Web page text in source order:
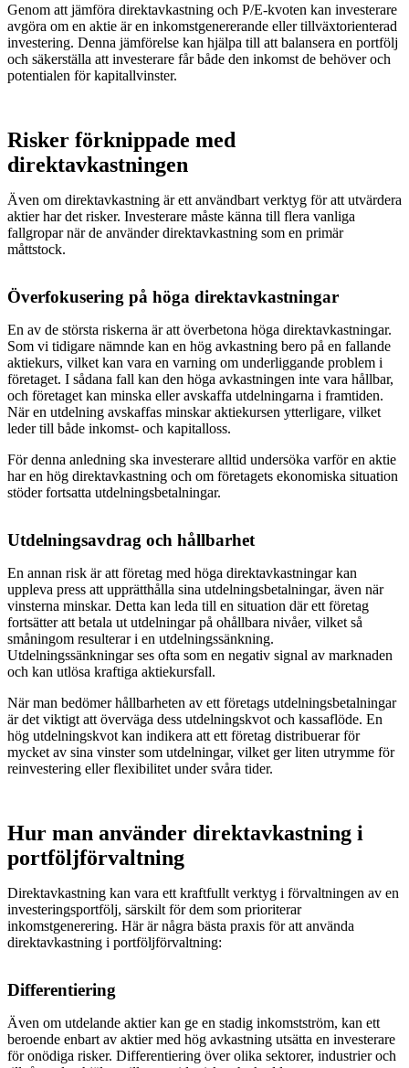
Genom att jämföra direktavkastning och P/E-kvoten kan investerare
avgöra om en aktie är en inkomstgenererande eller tillväxtorienterad
investering. Denna jämförelse kan hjälpa till att balansera en portfölj
och säkerställa att investerare får både den inkomst de behöver och
potentialen för kapitallvinster.
Risker förknippade med
direktavkastningen
Även om direktavkastning är ett användbart verktyg för att utvärdera
aktier har det risker. Investerare måste känna till flera vanliga
fallgropar när de använder direktavkastning som en primär
måttstock.
Överfokusering på höga direktavkastningar
En av de största riskerna är att överbetona höga direktavkastningar.
Som vi tidigare nämnde kan en hög avkastning bero på en fallande
aktiekurs, vilket kan vara en varning om underliggande problem i
företaget. I sådana fall kan den höga avkastningen inte vara hållbar,
och företaget kan minska eller avskaffa utdelningarna i framtiden.
När en utdelning avskaffas minskar aktiekursen ytterligare, vilket
leder till både inkomst- och kapitalloss.
För denna anledning ska investerare alltid undersöka varför en aktie
har en hög direktavkastning och om företagets ekonomiska situation
stöder fortsatta utdelningsbetalningar.
Utdelningsavdrag och hållbarhet
En annan risk är att företag med höga direktavkastningar kan
uppleva press att upprätthålla sina utdelningsbetalningar, även när
vinsterna minskar. Detta kan leda till en situation där ett företag
fortsätter att betala ut utdelningar på ohållbara nivåer, vilket så
småningom resulterar i en utdelningssänkning.
Utdelningssänkningar ses ofta som en negativ signal av marknaden
och kan utlösa kraftiga aktiekursfall.
När man bedömer hållbarheten av ett företags utdelningsbetalningar
är det viktigt att överväga dess utdelningskvot och kassaflöde. En
hög utdelningskvot kan indikera att ett företag distribuerar för
mycket av sina vinster som utdelningar, vilket ger liten utrymme för
reinvestering eller flexibilitet under svåra tider.
Hur man använder direktavkastning i
portföljförvaltning
Direktavkastning kan vara ett kraftfullt verktyg i förvaltningen av en
investeringsportfölj, särskilt för dem som prioriterar
inkomstgenerering. Här är några bästa praxis för att använda
direktavkastning i portföljförvaltning:
Differentiering
Även om utdelande aktier kan ge en stadig inkomstström, kan ett
beroende enbart av aktier med hög avkastning utsätta en investerare
för onödiga risker. Differentiering över olika sektorer, industrier och